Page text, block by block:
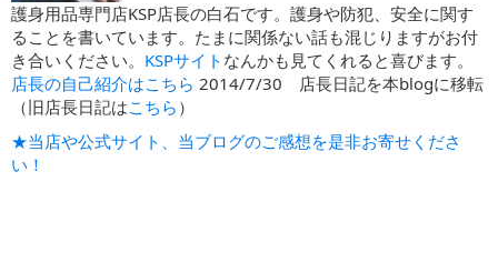
護身用品専門店KSP店長の白石です。護身や防犯、安全に関す
ることを書いています。たまに関係ない話も混じりますがお付
き合いください。 KSPサイト なんかも見てくれると喜びます。
店長の自己紹介はこちら 2014/7/30 店長日記を本blogに移転
（旧店長日記はこちら ）
★当店や公式サイト、当ブログのご感想を是非お寄せくださ
い！